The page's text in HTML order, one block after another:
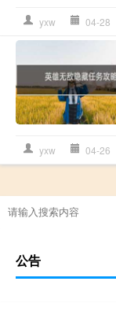
yxw 04-28
yxw 04-26
公告